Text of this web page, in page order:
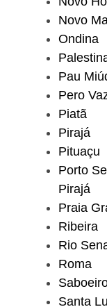
Novo
Ondina
Pau
Pero
Piatã
Pirajá
Pituaçu
Porto
Pirajá
Praia
Ribeira
Rio
Roma
Santa